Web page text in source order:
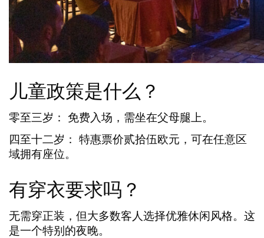
儿童政策是什么？
零至三岁： 免费入场，需坐在父母腿上。
四至十二岁： 特惠票价贰拾伍欧元，可在任意区
域拥有座位。
有穿衣要求吗？
无需穿正装，但大多数客人选择优雅休闲风格。这
是一个特别的夜晚。